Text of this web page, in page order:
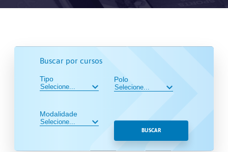
Buscar por cursos
Tipo
Modalidade
Polo
BUSCAR